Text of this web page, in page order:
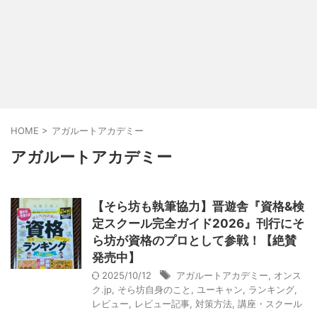
HOME > アガルートアカデミー
アガルートアカデミー
【そら坊も執筆協力】晋遊舎『資格&検
定スクール完全ガイド2026』刊行にそ
ら坊が資格のプロとして参戦！【絶賛
発売中】
2025/10/12 アガルートアカデミー
オンス
ク.jp そら坊自身のこと ユーキャン ランキング
レビュー
レビュー記事 対策方法 講座・スクール